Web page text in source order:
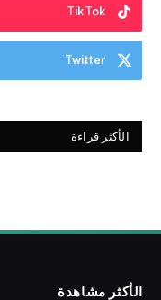
TikTok
Twitter
الأكثر قراءة
الأكثر مشاهدة